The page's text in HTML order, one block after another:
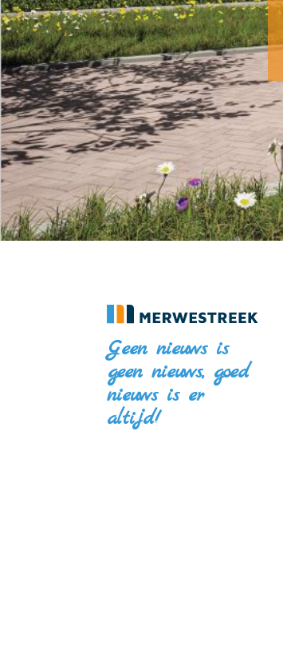
Geen nieuws is
geen nieuws, goed
nieuws is er
altijd!